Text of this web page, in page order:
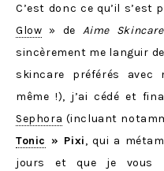
C’est donc ce qu’il s’est
Glow » de Aime Skincare
sincèrement me languir
skincare préférés avec
même !), j’ai cédé et
Sephora (incluant
Tonic » Pixi, qui a
jours et que je vous